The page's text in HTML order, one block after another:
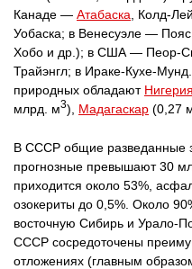
Канаде — Атабаска , Колд-
Уобаска; в Венесуэле —
Хобо и др.); в США — Пеор-
Трайэнгл; в Ираке-Кухе-
природных обладают Нигерия
млрд. м3), Мадагаскар (0,27
В СССР общие разведанные
прогнозные превышают 30
приходится около 53%,
озокериты до 0,5%. Около
восточную Сибирь и Урало-
СССР сосредоточены
отложениях (главным